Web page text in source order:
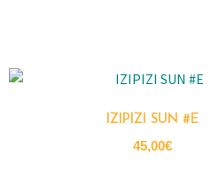
IZIPIZI SUN #E
45,00€